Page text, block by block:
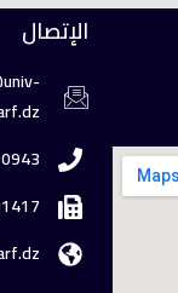
الإتصال